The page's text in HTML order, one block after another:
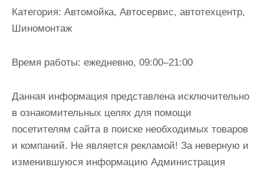
Категория: Автомойка, Автосервис, автотехцентр,
Шиномонтаж
Время работы: ежедневно, 09:00–21:00
Данная информация представлена исключительно
в ознакомительных целях для помощи
посетителям сайта в поиске необходимых товаров
и компаний. Не является рекламой! За неверную и
изменившуюся информацию Администрация